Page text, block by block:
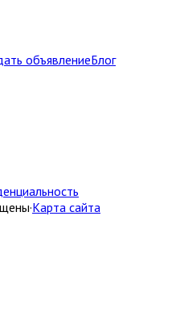
объявлениеБлог
·Карта сайта